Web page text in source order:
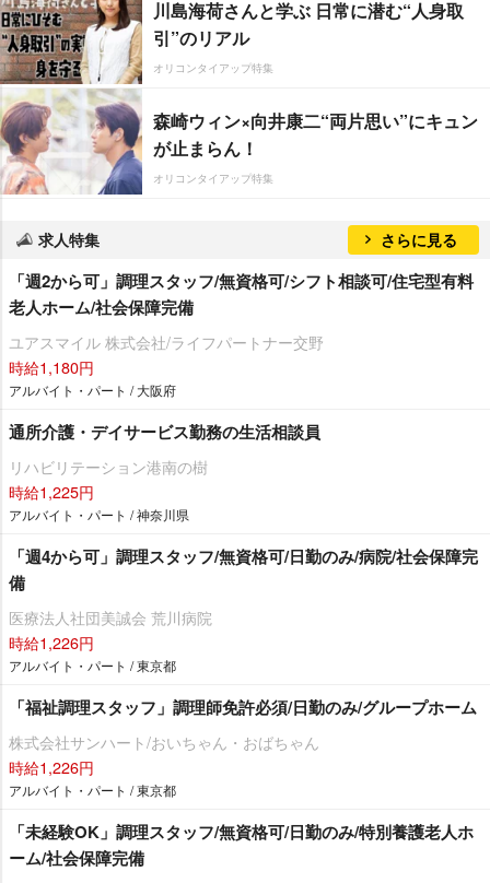
川島海荷さんと学ぶ 日常に潜む“人身取
引”のリアル
オリコンタイアップ特集
森崎ウィン×向井康二“両片思い”にキュン
が止まらん！
オリコンタイアップ特集
求人特集 さらに見る
「週2から可」調理スタッフ/無資格可/シフト相談可/住宅型有料
老人ホーム/社会保障完備
ユアスマイル 株式会社/ライフパートナー交野
時給1,180円
アルバイト・パート / 大阪府
通所介護・デイサービス勤務の生活相談員
リハビリテーション港南の樹
時給1,225円
アルバイト・パート / 神奈川県
「週4から可」調理スタッフ/無資格可/日勤のみ/病院/社会保障完
備
医療法人社団美誠会 荒川病院
時給1,226円
アルバイト・パート / 東京都
「福祉調理スタッフ」調理師免許必須/日勤のみ/グループホーム
株式会社サンハート/おいちゃん・おばちゃん
時給1,226円
アルバイト・パート / 東京都
「未経験OK」調理スタッフ/無資格可/日勤のみ/特別養護老人ホ
ーム/社会保障完備